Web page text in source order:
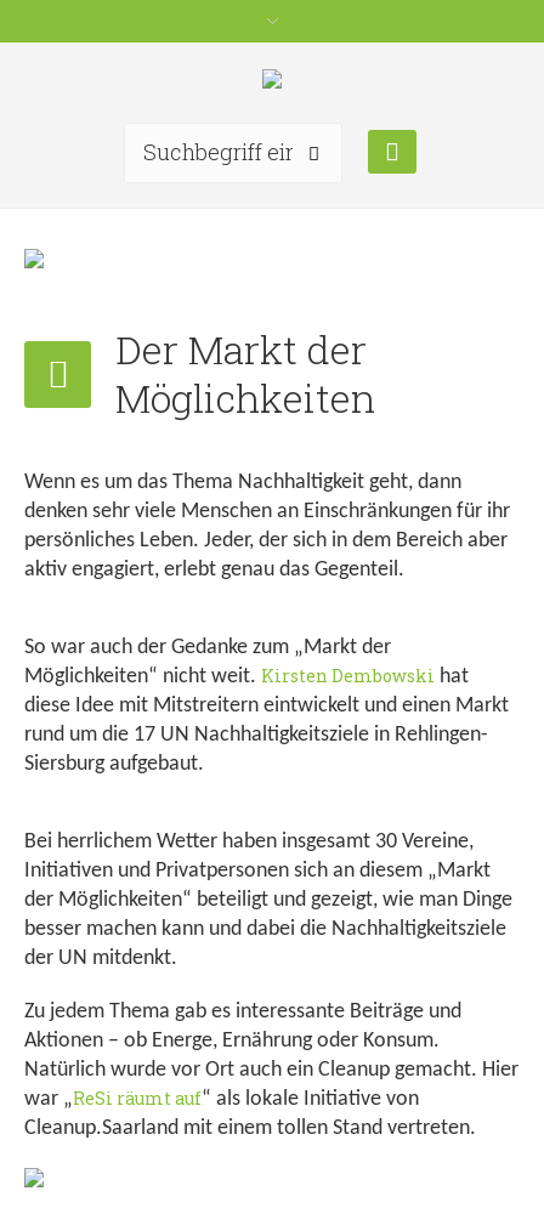
Der Markt der
Möglichkeiten
Wenn es um das Thema Nachhaltigkeit geht, dann
denken sehr viele Menschen an Einschränkungen für ihr
persönliches Leben. Jeder, der sich in dem Bereich aber
aktiv engagiert, erlebt genau das Gegenteil.
So war auch der Gedanke zum „Markt der
Möglichkeiten“ nicht weit. Kirsten Dembowski hat
diese Idee mit Mitstreitern eintwickelt und einen Markt
rund um die 17 UN Nachhaltigkeitsziele in Rehlingen-
Siersburg aufgebaut.
Bei herrlichem Wetter haben insgesamt 30 Vereine,
Initiativen und Privatpersonen sich an diesem „Markt
der Möglichkeiten“ beteiligt und gezeigt, wie man Dinge
besser machen kann und dabei die Nachhaltigkeitsziele
der UN mitdenkt.
Zu jedem Thema gab es interessante Beiträge und
Aktionen – ob Energe, Ernährung oder Konsum.
Natürlich wurde vor Ort auch ein Cleanup gemacht. Hier
war „ReSi räumt auf“ als lokale Initiative von
Cleanup.Saarland mit einem tollen Stand vertreten.